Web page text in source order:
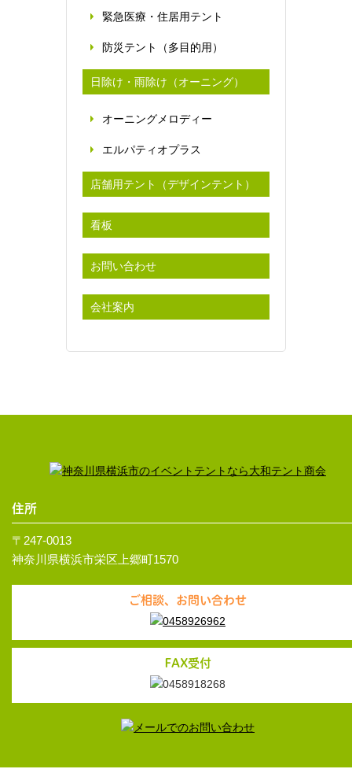
緊急医療・住居用テント
防災テント（多目的用）
日除け・雨除け（オーニング）
オーニングメロディー
エルパティオプラス
店舗用テント（デザインテント）
看板
お問い合わせ
会社案内
住所
〒247-0013
神奈川県横浜市栄区上郷町1570
ご相談、お問い合わせ
FAX受付